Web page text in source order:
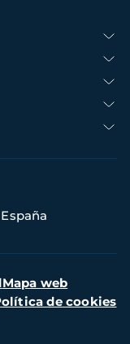
Mapa web
de cookies